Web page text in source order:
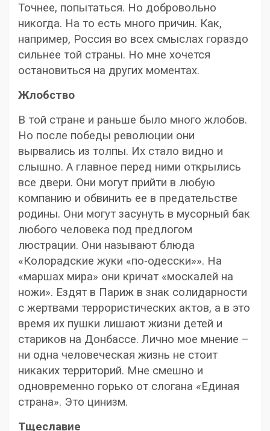
Точнее, попытаться. Но добровольно
никогда. На то есть много причин. Как,
например, Россия во всех смыслах гораздо
сильнее той страны. Но мне хочется
остановиться на других моментах.
Жлобство
В той стране и раньше было много жлобов.
Но после победы революции они
вырвались из толпы. Их стало видно и
слышно. А главное перед ними открылись
все двери. Они могут прийти в любую
компанию и обвинить ее в предательстве
родины. Они могут засунуть в мусорный бак
любого человека под предлогом
люстрации. Они называют блюда
«Колорадские жуки «по-одесски»». На
«маршах мира» они кричат «москалей на
ножи». Ездят в Париж в знак солидарности
с жертвами террористических актов, а в это
время их пушки лишают жизни детей и
стариков на Донбассе. Лично мое мнение –
ни одна человеческая жизнь не стоит
никаких территорий. Мне смешно и
одновременно горько от слогана «Единая
страна». Это цинизм.
Тщеславие